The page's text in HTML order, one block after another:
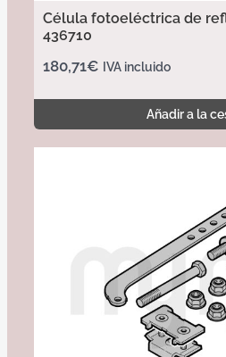
Célula fotoeléctrica de
436710
180,71€ IVA incluido
Añadir a la